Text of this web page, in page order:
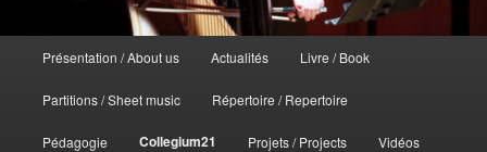
principal
Présentation / About us Actualités Livre / Book
Partitions / Sheet music Répertoire / Repertoire
Pédagogie Collegium21 Projets / Projects Vidéos